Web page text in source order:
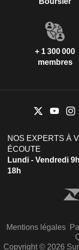
+ 1 300 000
membres
NOS EXPERTS À
ÉCOUTE
Lundi - Vendredi
18h
Mentions légales
Copyright © 2026